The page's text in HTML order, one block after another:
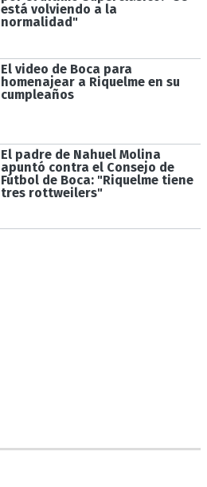
está volviendo a la
normalidad"
El video de Boca para
homenajear a Riquelme en su
cumpleaños
El padre de Nahuel Molina
apuntó contra el Consejo de
Fútbol de Boca: "Riquelme tiene
tres rottweilers"